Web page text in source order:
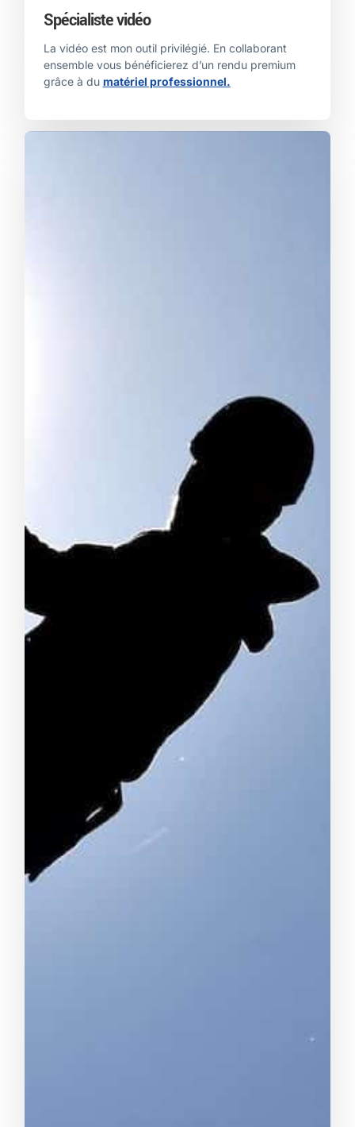
Spécialiste vidéo
La vidéo est mon outil privilégié. En collaborant
ensemble vous bénéficierez d’un rendu premium
grâce à du matériel professionnel.